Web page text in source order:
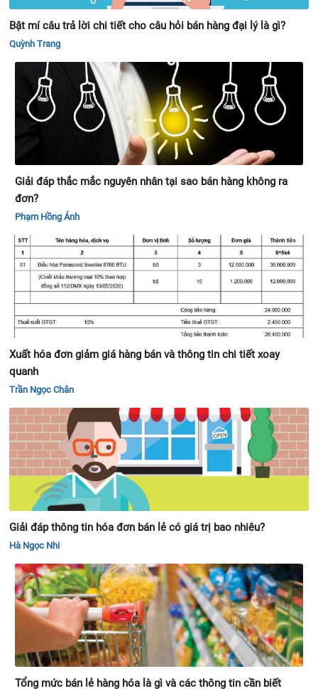
Bật mí câu trả lời chi tiết cho câu hỏi bán hàng đại lý là gì?
Quỳnh Trang
Giải đáp thắc mắc nguyên nhân tại sao bán hàng không ra
đơn?
Phạm Hồng Ánh
Xuất hóa đơn giảm giá hàng bán và thông tin chi tiết xoay
quanh
Trần Ngọc Chân
Giải đáp thông tin hóa đơn bán lẻ có giá trị bao nhiêu?
Hà Ngọc Nhi
Tổng mức bán lẻ hàng hóa là gì và các thông tin cần biết